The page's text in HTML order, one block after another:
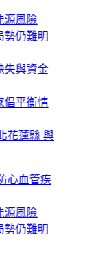
源風險
勢仍難明
失與資金
倡平衡情
花蓮縣 與
心血管疾
源風險
勢仍難明